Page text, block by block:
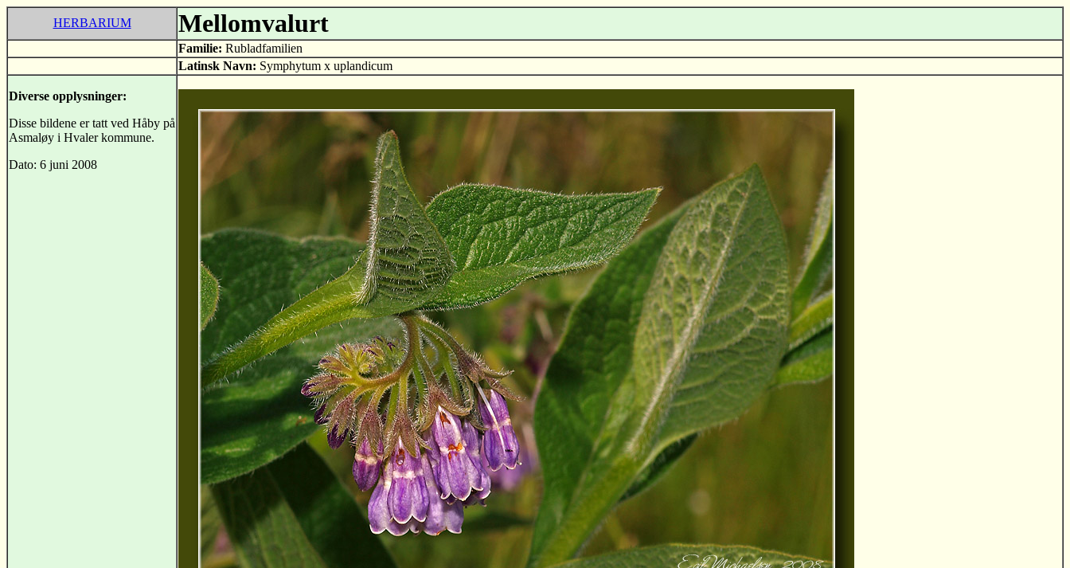
HERBARIUM Mellomvalurt
Familie: Rubladfamilien
Latinsk Navn: Symphytum x uplandicum
Diverse opplysninger:
Disse bildene er tatt ved Håby på
Asmaløy i Hvaler kommune.
Dato: 6 juni 2008